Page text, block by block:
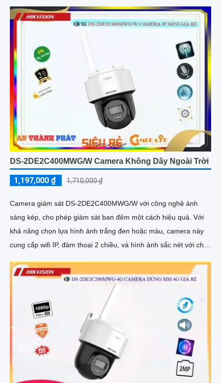
DS-2DE2C400MWG/W Camera Không Dây Ngoài Trời
1,197,000 ₫ 1,710,000 ₫
Camera giám sát DS-2DE2C400MWG/W với công nghệ ánh
sáng kép, cho phép giám sát ban đêm một cách hiệu quả. Với
khả năng chọn lựa hình ảnh trắng đen hoặc màu, camera này
cung cấp wifi IP, đàm thoại 2 chiều, và hình ảnh sắc nét với chip